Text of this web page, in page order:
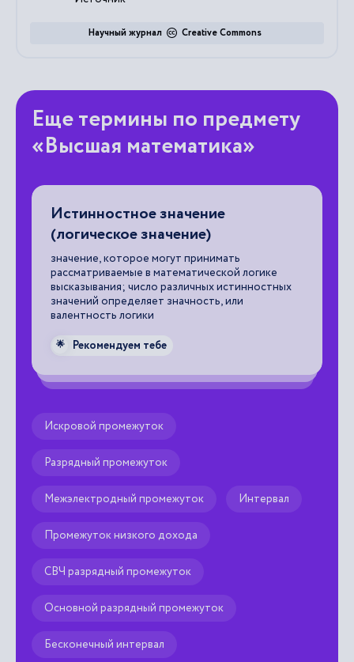
Creative Commons
Научный журнал
Еще термины по предмету
«Высшая математика»
Истинностное значение
(логическое значение)
значение, которое могут принимать
рассматриваемые в математической логике
высказывания; число различных истинностных
значений определяет значность, или
валентность логики
🌟 Рекомендуем тебе
Искровой промежуток
Разрядный промежуток
Межэлектродный промежуток Интервал
Промежуток низкого дохода
СВЧ разрядный промежуток
Основной разрядный промежуток
Бесконечный интервал